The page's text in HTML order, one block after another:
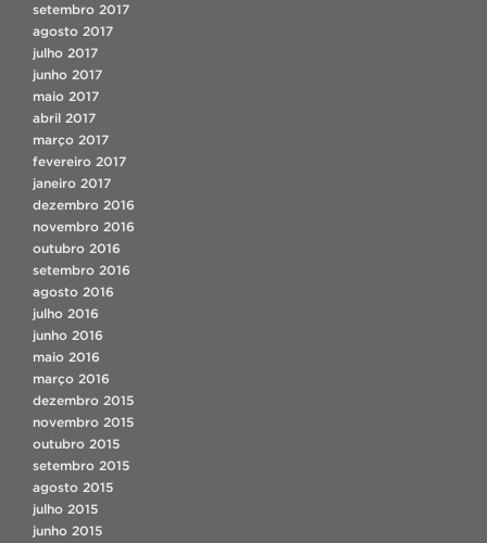
setembro 2017
agosto 2017
julho 2017
junho 2017
maio 2017
abril 2017
março 2017
fevereiro 2017
janeiro 2017
dezembro 2016
novembro 2016
outubro 2016
setembro 2016
agosto 2016
julho 2016
junho 2016
maio 2016
março 2016
dezembro 2015
novembro 2015
outubro 2015
setembro 2015
agosto 2015
julho 2015
junho 2015